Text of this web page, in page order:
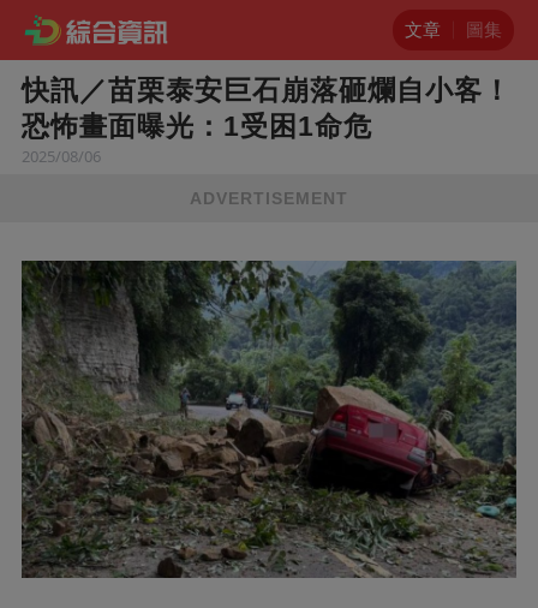
文章 圖集
快訊／苗栗泰安巨石崩落砸爛自小客！
恐怖畫面曝光：1受困1命危
2025/08/06
ADVERTISEMENT